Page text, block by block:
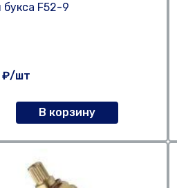
букса F52-9
₽/шт
В корзину